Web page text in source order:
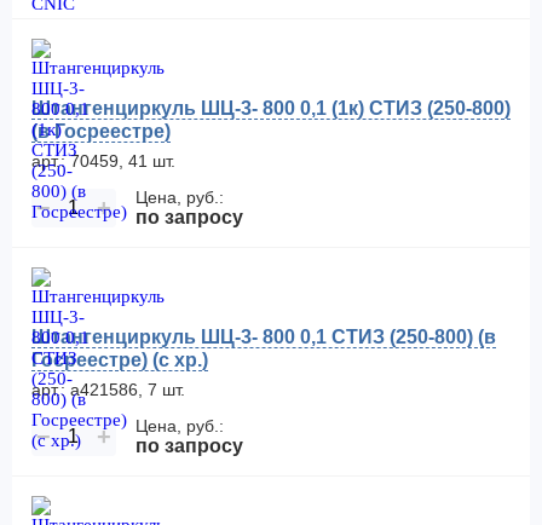
Штангенциркуль ШЦ-3- 800 0,1 (1к) СТИЗ (250-800)
(в Госреестре)
арт.: 70459, 41 шт.
− + Цена, руб.:
по запросу
Штангенциркуль ШЦ-3- 800 0,1 СТИЗ (250-800) (в
Госреестре) (с хр.)
арт.: а421586, 7 шт.
− + Цена, руб.:
по запросу